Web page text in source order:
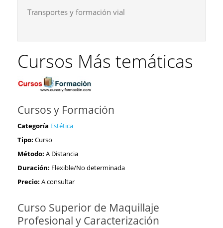
Transportes y formación vial
Cursos Más temáticas
Cursos y Formación
Categoría Estética
Tipo: Curso
Método: A Distancia
Duración: Flexible/No determinada
Precio: A consultar
Curso Superior de Maquillaje
Profesional y Caracterización